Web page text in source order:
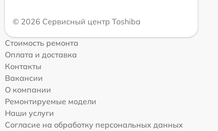
© 2026 Сервисный центр Toshiba
Стоимость ремонта
Оплата и доставка
Контакты
Вакансии
О компании
Ремонтируемые модели
Наши услуги
Согласие на обработку персональных данных